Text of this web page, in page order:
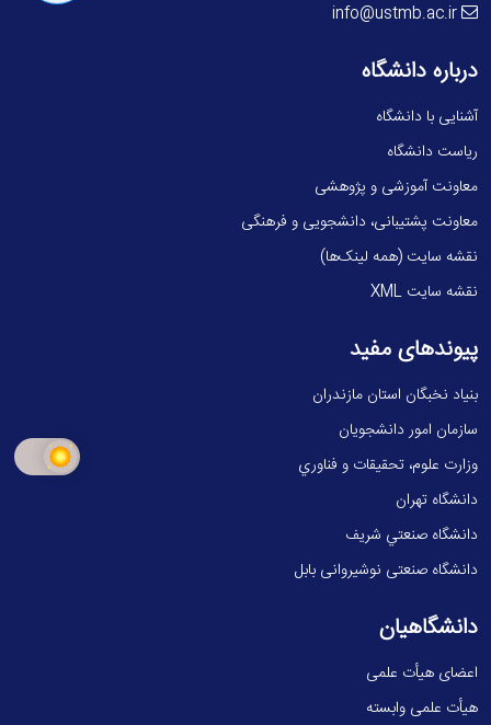
info@ustmb.ac.ir
درباره دانشگاه
آشنایی با دانشگاه
ریاست دانشگاه
معاونت آموزشی و پژوهشی
معاونت پشتیبانی، دانشجویی و فرهنگی
نقشه سایت (همه لینک‌ها)
نقشه سایت XML
پیوندهای مفید
بنیاد نخبگان استان مازندران
سازمان امور دانشجویان
وزارت علوم، تحقيقات و فناوري
دانشگاه تهران
دانشگاه صنعتي شريف
دانشگاه صنعتی نوشیروانی بابل
دانشگاهیان
اعضای هیأت علمی
هیأت علمی وابسته